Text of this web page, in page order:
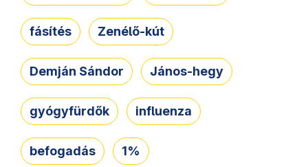
fásítés Zenélő-kút
Demján Sándor János-hegy
gyógyfürdők influenza
befogadás 1%